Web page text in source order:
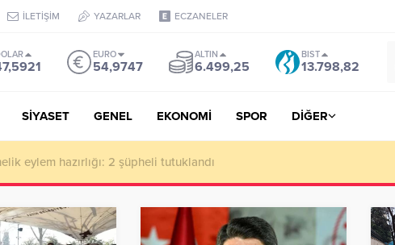
İLETİŞİM YAZARLAR ECZANELER
EURO
54,9747
ALTIN
6.499,25
BIST
13.798,82
SİYASET GENEL EKONOMİ SPOR DİĞER
vurgun iddiası: Haluk Levent ve Ekibine gözaltı